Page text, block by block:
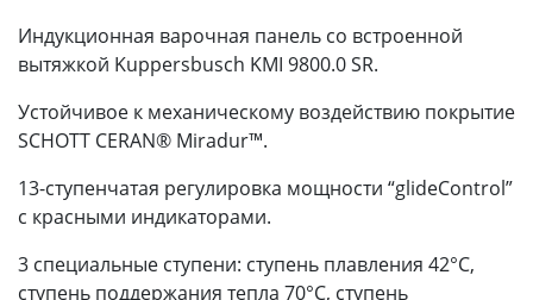
Индукционная варочная панель со встроенной
вытяжкой Kuppersbusch KMI 9800.0 SR.
Устойчивое к механическому воздействию покрытие
SCHOTT CERAN® Miradur™.
13-ступенчатая регулировка мощности “glideControl”
c красными индикаторами.
3 специальные ступени: ступень плавления 42°С,
ступень поддержания тепла 70°С, ступень